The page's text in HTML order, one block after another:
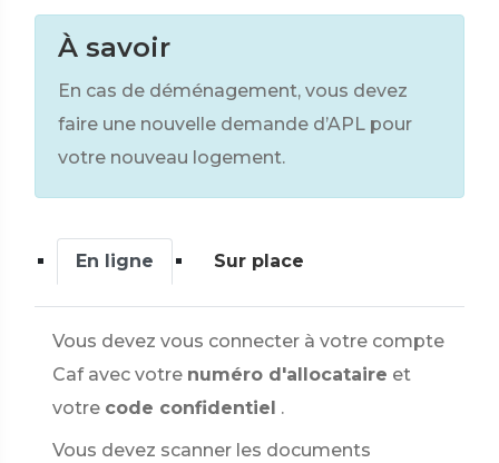
À savoir
En cas de déménagement, vous devez
faire une nouvelle demande d’APL pour
votre nouveau logement.
En ligne Sur place
Vous devez vous connecter à votre compte
Caf avec votre numéro d'allocataire et
votre code confidentiel .
Vous devez scanner les documents